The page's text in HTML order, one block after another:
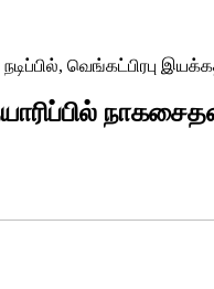
வெங்கட்பிரபு